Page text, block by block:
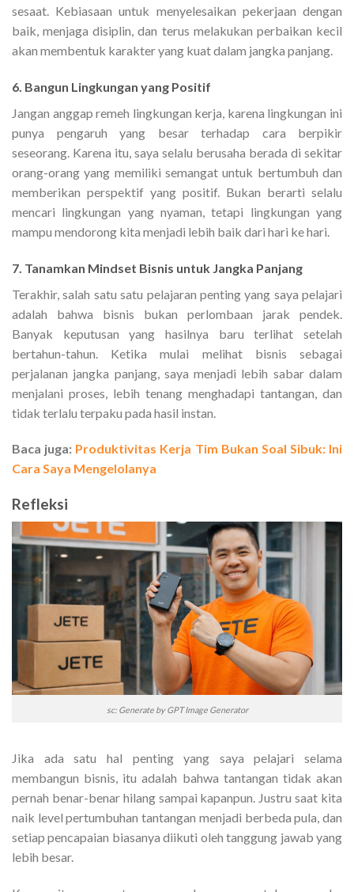
sesaat. Kebiasaan untuk menyelesaikan pekerjaan dengan
baik, menjaga disiplin, dan terus melakukan perbaikan kecil
akan membentuk karakter yang kuat dalam jangka panjang.
6. Bangun Lingkungan yang Positif
Jangan anggap remeh lingkungan kerja, karena lingkungan ini
punya pengaruh yang besar terhadap cara berpikir
seseorang. Karena itu, saya selalu berusaha berada di sekitar
orang-orang yang memiliki semangat untuk bertumbuh dan
memberikan perspektif yang positif. Bukan berarti selalu
mencari lingkungan yang nyaman, tetapi lingkungan yang
mampu mendorong kita menjadi lebih baik dari hari ke hari.
7. Tanamkan Mindset Bisnis untuk Jangka Panjang
Terakhir, salah satu satu pelajaran penting yang saya pelajari
adalah bahwa bisnis bukan perlombaan jarak pendek.
Banyak keputusan yang hasilnya baru terlihat setelah
bertahun-tahun. Ketika mulai melihat bisnis sebagai
perjalanan jangka panjang, saya menjadi lebih sabar dalam
menjalani proses, lebih tenang menghadapi tantangan, dan
tidak terlalu terpaku pada hasil instan.
Baca juga: Produktivitas Kerja Tim Bukan Soal Sibuk: Ini
Cara Saya Mengelolanya
Refleksi
sc: Generate by GPT Image Generator
Jika ada satu hal penting yang saya pelajari selama
membangun bisnis, itu adalah bahwa tantangan tidak akan
pernah benar-benar hilang sampai kapanpun. Justru saat kita
naik level pertumbuhan tantangan menjadi berbeda pula, dan
setiap pencapaian biasanya diikuti oleh tanggung jawab yang
lebih besar.